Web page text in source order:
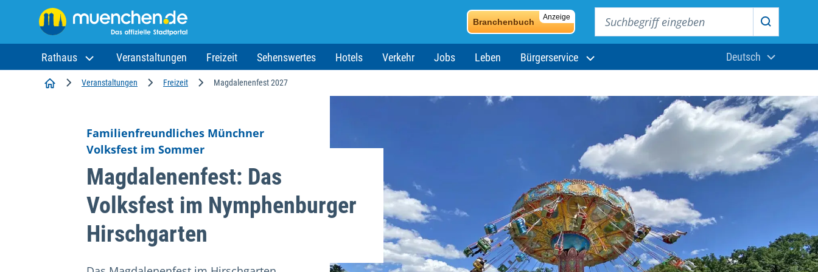
Anzeige
Branchenbuch
Suchen
Rathaus Veranstaltungen Freizeit Sehenswertes Hotels Verkehr Jobs Leben Bürgerservice
Aktuelle
Deutsch
StartseiteVeranstaltungen Freizeit Magdalenenfest 2027
Familienfreundliches Münchner
Volksfest im Sommer
Magdalenenfest: Das
Volksfest im Nymphenburger
Hirschgarten